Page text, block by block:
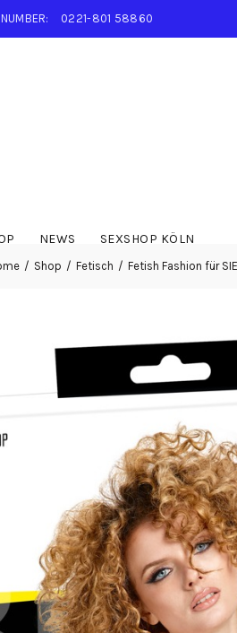
0221-801 58860
NEWS SEXSHOP KÖLN
Shop Fetisch Fetish Fashion für SIE